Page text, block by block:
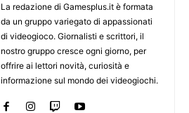
La redazione di Gamesplus.it è formata
da un gruppo variegato di appassionati
di videogioco. Giornalisti e scrittori, il
nostro gruppo cresce ogni giorno, per
offrire ai lettori novità, curiosità e
informazione sul mondo dei videogiochi.